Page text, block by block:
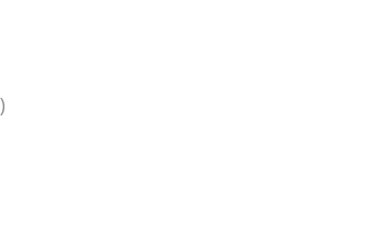
product is